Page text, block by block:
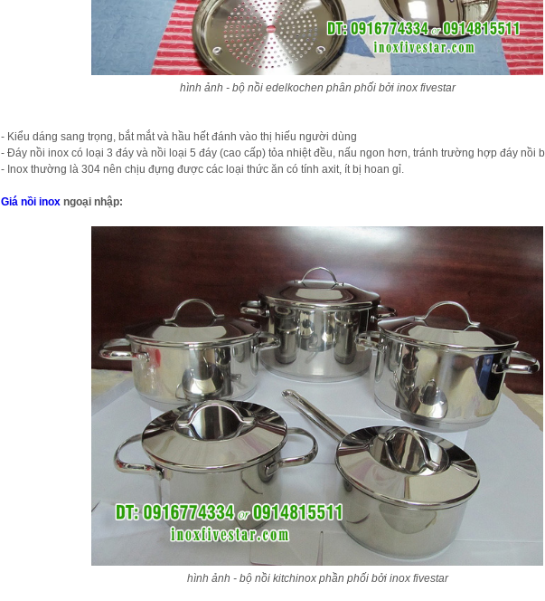
hình ảnh - bộ nồi edelkochen phân phối bởi inox fivestar
- Kiểu dáng sang trọng, bắt mắt và hầu hết đánh vào thị hiếu người dùng
- Đáy nồi inox có loại 3 đáy và nồi loại 5 đáy (cao cấp) tỏa nhiệt đều, nấu ngon hơn, tránh trường hợp đáy nồi
- Inox thường là 304 nên chịu đựng được các loại thức ăn có tính axit, ít bị hoan gỉ.
Giá nồi inox ngoại nhập:
hình ảnh - bộ nồi kitchinox phần phối bởi inox fivestar